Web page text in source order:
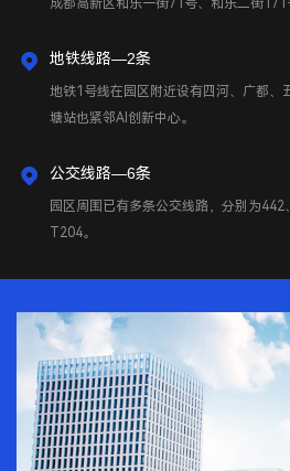
成都高新区和乐一街71号、和乐二街
地铁线路—2条
地铁1号线在园区附近设有四河、广都、
塘站也紧邻AI创新中心。
公交线路—6条
园区周围已有多条公交线路，分别为442
T204。